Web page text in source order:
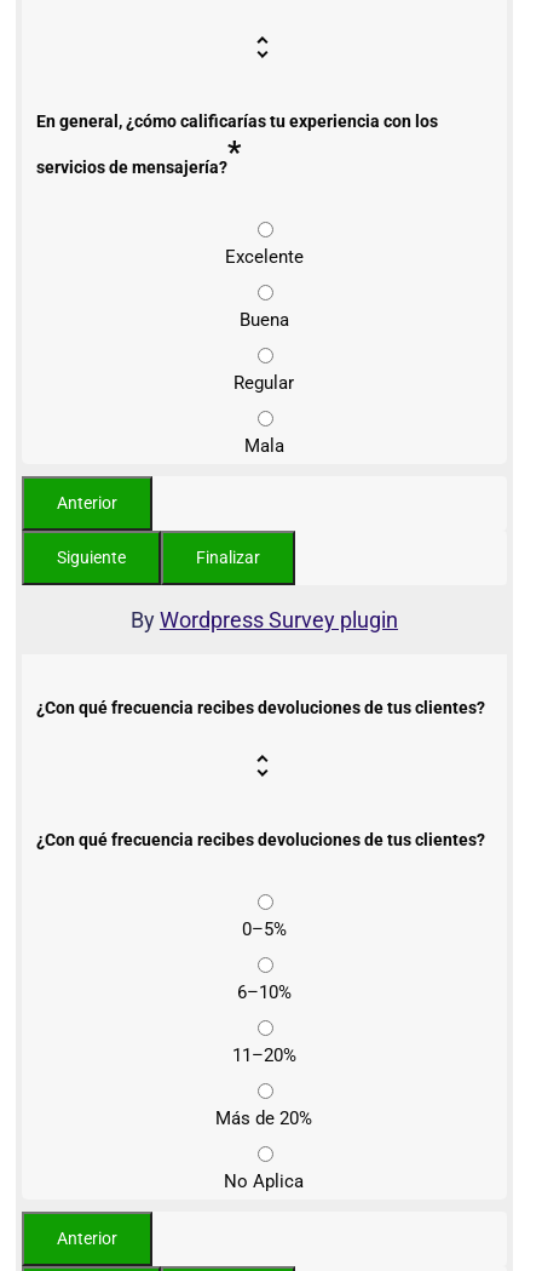
En general, ¿cómo calificarías tu experiencia con los
servicios de mensajería?*
Excelente
Buena
Regular
Mala
ByWordpress Survey plugin
¿Con qué frecuencia recibes devoluciones de tus clientes?
¿Con qué frecuencia recibes devoluciones de tus clientes?
0–5%
6–10%
11–20%
Más de 20%
No Aplica